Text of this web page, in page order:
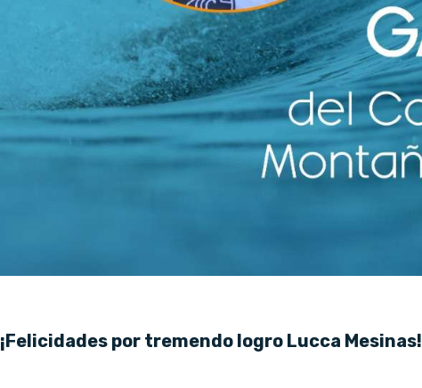
¡Felicidades por tremendo logro Lucca Mesinas!